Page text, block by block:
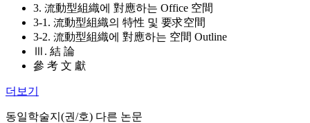
3. 流動型組織에 對應하는 Office 空間
3-1. 流動型組織의 特性 및 要求空間
3-2. 流動型組織에 對應하는 空間 Outline
Ⅲ. 結 論
參 考 文 獻
더보기
동일학술지(권/호) 다른 논문